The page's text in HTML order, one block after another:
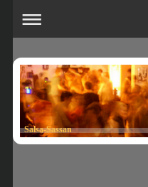
Salsa-Sassan